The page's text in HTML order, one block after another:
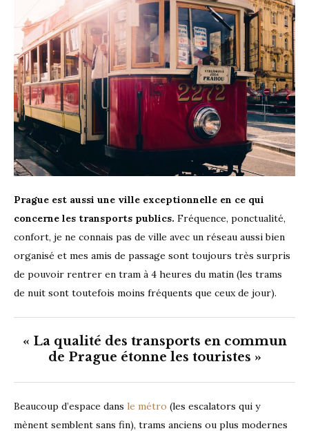
Prague est aussi une ville exceptionnelle en ce qui
concerne les transports publics. Fréquence, ponctualité,
confort, je ne connais pas de ville avec un réseau aussi bien
organisé et mes amis de passage sont toujours très surpris
de pouvoir rentrer en tram à 4 heures du matin (les trams
de nuit sont toutefois moins fréquents que ceux de jour).
« La qualité des transports en commun
de Prague étonne les touristes »
Beaucoup d’espace dans le métro (les escalators qui y
mènent semblent sans fin), trams anciens ou plus modernes